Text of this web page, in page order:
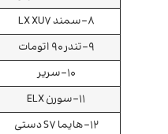
8-سمند LX XU7
9-تندر ۹۰ اتومات
10-سریر
11-سورن ELX
12-هایما S7 دستی